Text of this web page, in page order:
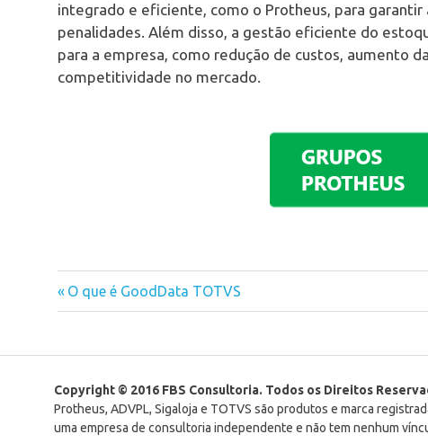
integrado e eficiente, como o Protheus, para
penalidades. Além disso, a gestão eficiente do
para a empresa, como redução de custos, aumento
competitividade no mercado.
Navegação
Post
Previous
Post:
O que é GoodData TOTVS
Copyright © 2016 FBS Consultoria. Todos os Direitos
Protheus, ADVPL, Sigaloja e TOTVS são produtos e marca
uma empresa de consultoria independente e não tem nenhum